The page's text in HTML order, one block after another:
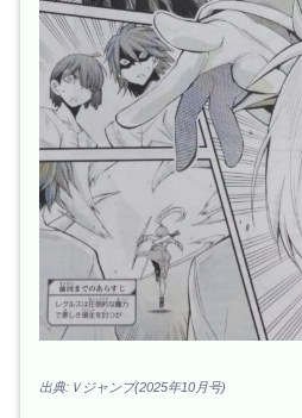
出典:Ｖジャンプ(2025年10月号)